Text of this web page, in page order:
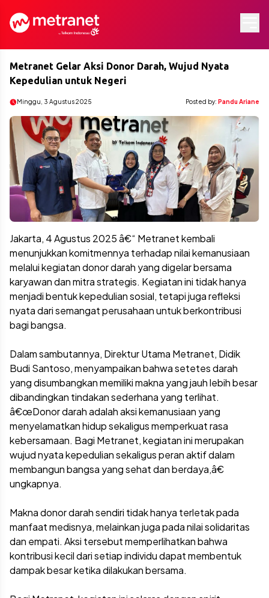
Metranet Gelar Aksi Donor Darah, Wujud Nyata
Kepedulian untuk Negeri
Minggu, 3 Agustus 2025 Posted by: Pandu Ariane
Jakarta, 4 Agustus 2025 â€“ Metranet kembali
menunjukkan komitmennya terhadap nilai kemanusiaan
melalui kegiatan donor darah yang digelar bersama
karyawan dan mitra strategis. Kegiatan ini tidak hanya
menjadi bentuk kepedulian sosial, tetapi juga refleksi
nyata dari semangat perusahaan untuk berkontribusi
bagi bangsa.
Dalam sambutannya, Direktur Utama Metranet, Didik
Budi Santoso, menyampaikan bahwa setetes darah
yang disumbangkan memiliki makna yang jauh lebih besar
dibandingkan tindakan sederhana yang terlihat.
â€œDonor darah adalah aksi kemanusiaan yang
menyelamatkan hidup sekaligus memperkuat rasa
kebersamaan. Bagi Metranet, kegiatan ini merupakan
wujud nyata kepedulian sekaligus peran aktif dalam
membangun bangsa yang sehat dan berdaya,â€
ungkapnya.
Makna donor darah sendiri tidak hanya terletak pada
manfaat medisnya, melainkan juga pada nilai solidaritas
dan empati. Aksi tersebut memperlihatkan bahwa
kontribusi kecil dari setiap individu dapat membentuk
dampak besar ketika dilakukan bersama.